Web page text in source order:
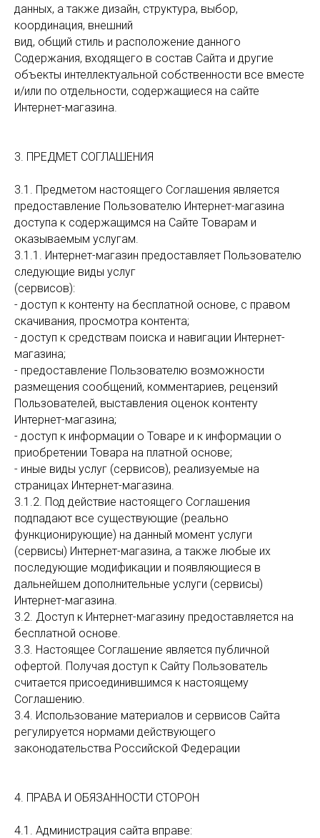
данных, а также дизайн, структура, выбор,
координация, внешний
вид, общий стиль и расположение данного
Содержания, входящего в состав Сайта и другие
объекты интеллектуальной собственности все вместе
и/или по отдельности, содержащиеся на сайте
Интернет-магазина.
3. ПРЕДМЕТ СОГЛАШЕНИЯ
3.1. Предметом настоящего Соглашения является
предоставление Пользователю Интернет-магазина
доступа к содержащимся на Сайте Товарам и
оказываемым услугам.
3.1.1. Интернет-магазин предоставляет Пользователю
следующие виды услуг
(сервисов):
- доступ к контенту на бесплатной основе, с правом
скачивания, просмотра контента;
- доступ к средствам поиска и навигации Интернет-
магазина;
- предоставление Пользователю возможности
размещения сообщений, комментариев, рецензий
Пользователей, выставления оценок контенту
Интернет-магазина;
- доступ к информации о Товаре и к информации о
приобретении Товара на платной основе;
- иные виды услуг (сервисов), реализуемые на
страницах Интернет-магазина.
3.1.2. Под действие настоящего Соглашения
подпадают все существующие (реально
функционирующие) на данный момент услуги
(сервисы) Интернет-магазина, а также любые их
последующие модификации и появляющиеся в
дальнейшем дополнительные услуги (сервисы)
Интернет-магазина.
3.2. Доступ к Интернет-магазину предоставляется на
бесплатной основе.
3.3. Настоящее Соглашение является публичной
офертой. Получая доступ к Сайту Пользователь
считается присоединившимся к настоящему
Соглашению.
3.4. Использование материалов и сервисов Сайта
регулируется нормами действующего
законодательства Российской Федерации
4. ПРАВА И ОБЯЗАННОСТИ СТОРОН
4.1. Администрация сайта вправе: